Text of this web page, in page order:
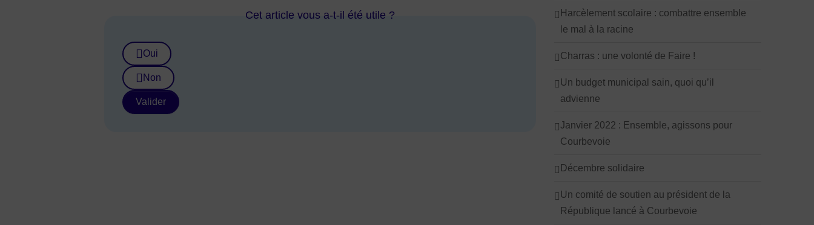
Cet article vous a-t-il été utile ?
Oui
Non
Valider
Harcèlement scolaire : combattre ensemble
le mal à la racine
Charras : une volonté de Faire !
Un budget municipal sain, quoi qu’il
advienne
Janvier 2022 : Ensemble, agissons pour
Courbevoie
Décembre solidaire
Un comité de soutien au président de la
République lancé à Courbevoie